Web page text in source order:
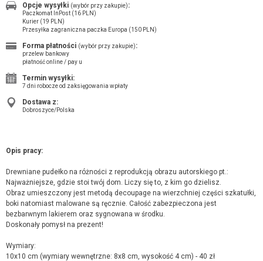
Opcje wysyłki (wybór przy zakupie):
Paczkomat InPost (16 PLN)
Kurier (19 PLN)
Przesyłka zagraniczna paczka Europa (150 PLN)
Forma płatności (wybór przy zakupie):
przelew bankowy
płatność online / pay u
Termin wysyłki:
7 dni robocze od zaksięgowania wpłaty
Dostawa z:
Dobroszyce/Polska
Opis pracy:
Drewniane pudełko na różności z reprodukcją obrazu autorskiego pt.:
Najważniejsze, gdzie stoi twój dom. Liczy się to, z kim go dzielisz.
Obraz umieszczony jest metodą decoupage na wierzchniej części szkatułki,
boki natomiast malowane są ręcznie. Całość zabezpieczona jest
bezbarwnym lakierem oraz sygnowana w środku.
Doskonały pomysł na prezent!
Wymiary:
10x10 cm (wymiary wewnętrzne: 8x8 cm, wysokość 4 cm) - 40 zł